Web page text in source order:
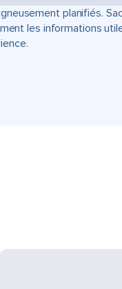
planifiés.
les informations